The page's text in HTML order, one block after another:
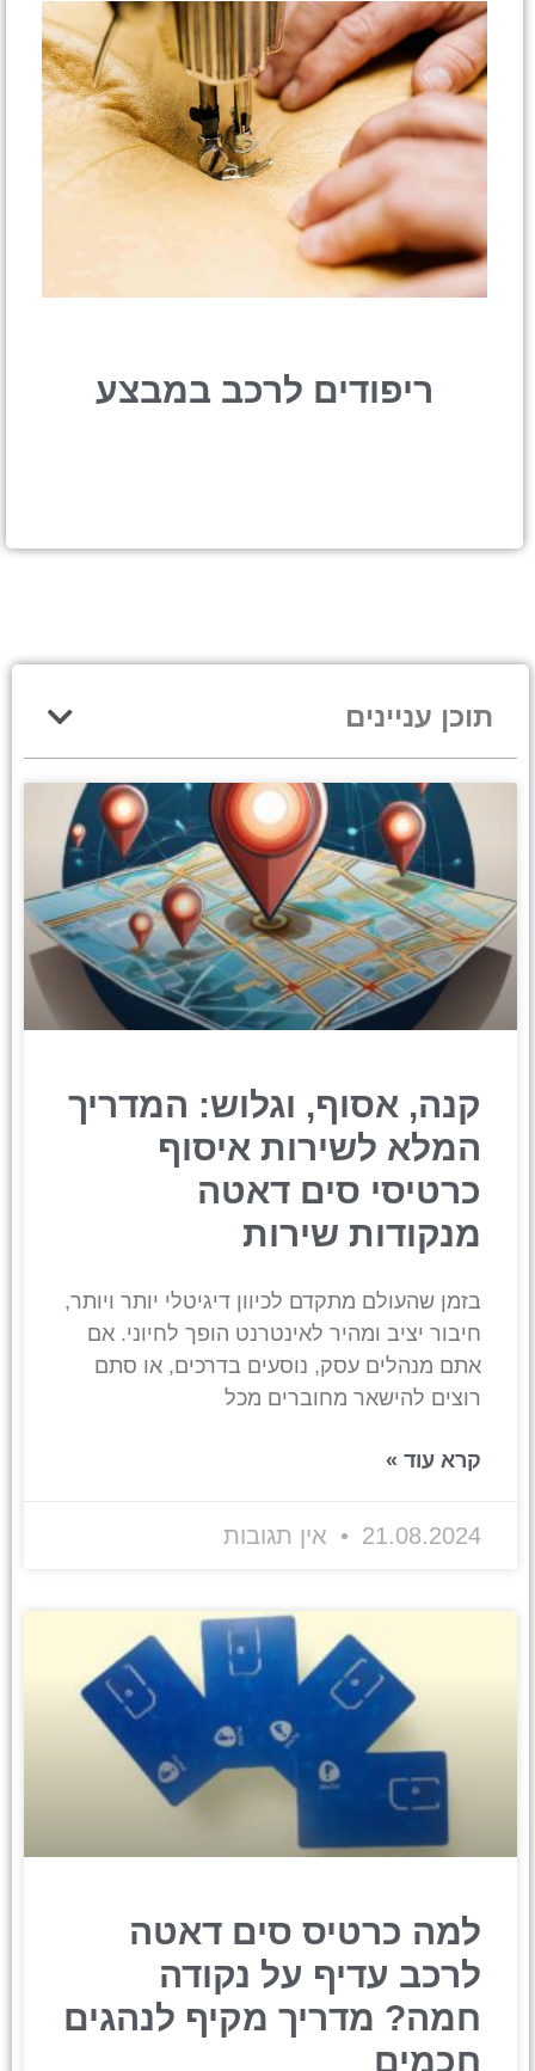
ריפודים לרכב במבצע
תוכן עניינים
קנה, אסוף, וגלוש: המדריך
המלא לשירות איסוף
כרטיסי סים דאטה
מנקודות שירות
בזמן שהעולם מתקדם לכיוון דיגיטלי יותר ויותר,
חיבור יציב ומהיר לאינטרנט הופך לחיוני. אם
אתם מנהלים עסק, נוסעים בדרכים, או סתם
רוצים להישאר מחוברים מכל
קרא עוד »
21.08.2024 אין תגובות
למה כרטיס סים דאטה
לרכב עדיף על נקודה
חמה? מדריך מקיף לנהגים
חכמים